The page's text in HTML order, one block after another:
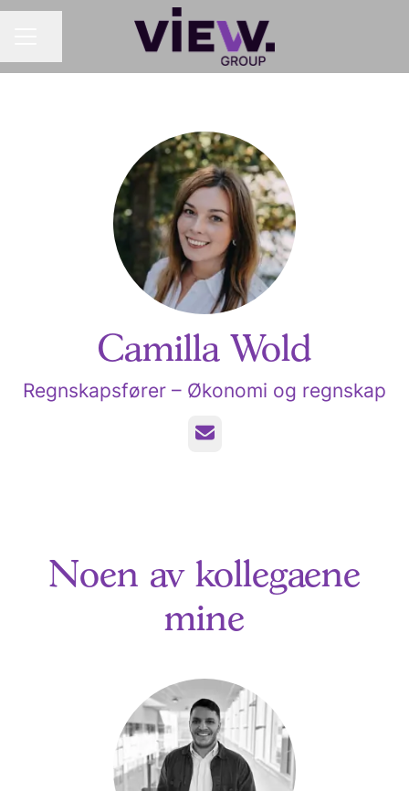
Camilla Wold
Regnskapsfører – Økonomi og regnskap
E-post
Noen av kollegaene
mine